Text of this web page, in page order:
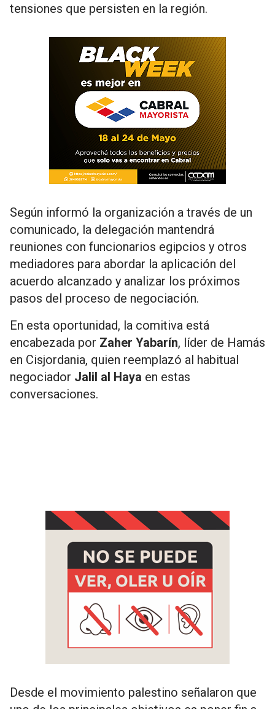
tensiones que persisten en la región.
Según informó la organización a través de un
comunicado, la delegación mantendrá
reuniones con funcionarios egipcios y otros
mediadores para abordar la aplicación del
acuerdo alcanzado y analizar los próximos
pasos del proceso de negociación.
En esta oportunidad, la comitiva está
encabezada por Zaher Yabarín, líder de Hamás
en Cisjordania, quien reemplazó al habitual
negociador Jalil al Haya en estas
conversaciones.
Desde el movimiento palestino señalaron que